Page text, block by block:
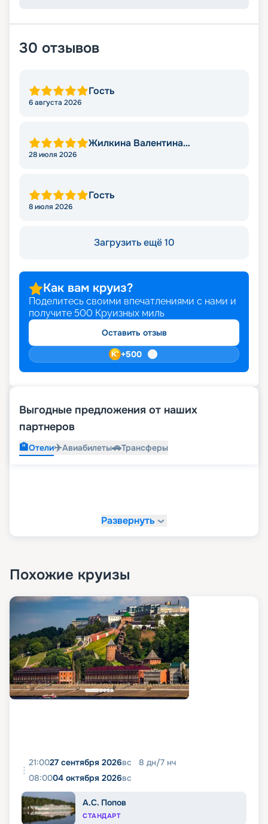
30 отзывов
Гость
6 августа 2026
Жилкина Валентина
28 июля 2026
Гость
8 июля 2026
Загрузить ещё 10
Как вам круиз?
Поделитесь своими впечатлениями с нами и
получите 500 Круизных миль
Оставить отзыв
+500
Выгодные предложения от наших
партнеров
🏨Отели✈️Авиабилеты🚗Трансферы
Развернуть
Похожие круизы
21:0027 сентября 2026вс 8 дн/7 нч
08:0004 октября 2026вс
А.С. Попов
СТАНДАРТ